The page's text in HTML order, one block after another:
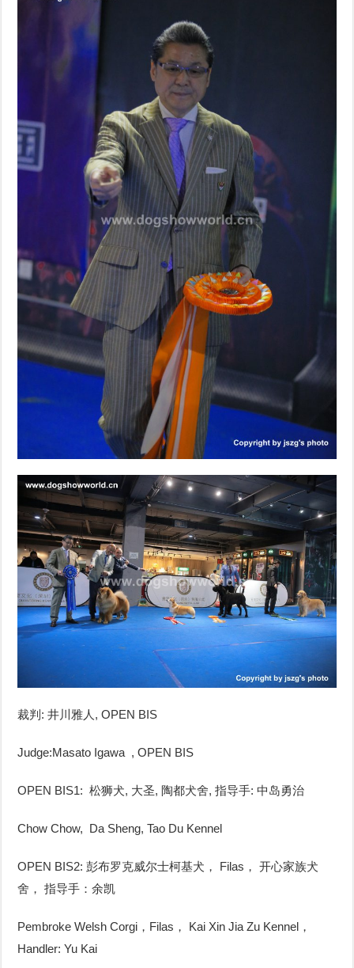
裁判: 井川雅人, OPEN BIS
Judge:Masato Igawa , OPEN BIS
OPEN BIS1: 松狮犬, 大圣, 陶都犬舍, 指导手: 中岛勇治
Chow Chow, Da Sheng, Tao Du Kennel
OPEN BIS2: 彭布罗克威尔士柯基犬， Filas， 开心家族犬
舍， 指导手：余凯
Pembroke Welsh Corgi，Filas， Kai Xin Jia Zu Kennel，
Handler: Yu Kai